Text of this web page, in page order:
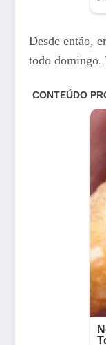
Desde então,
todo domingo.